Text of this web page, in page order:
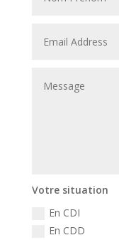
Votre situation
En CDI
En CDD